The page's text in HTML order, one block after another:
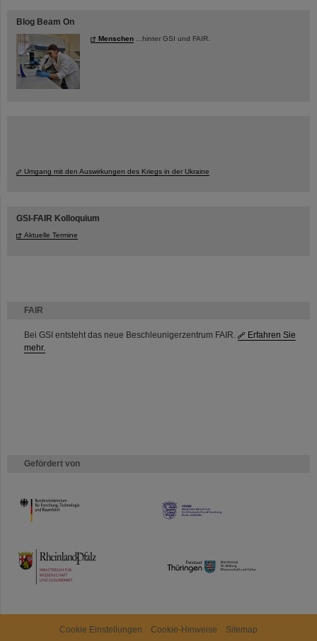
FAIR
Bei GSI entsteht das neue Beschleunigerzentrum FAIR.
Erfahren Sie
mehr.
Gefördert von
HMWK
TMWWDG
Blog Beam On
Menschen ...hinter GSI und FAIR.
Umgang mit den Auswirkungen des Kriegs in der Ukraine
GSI-FAIR Kolloquium
Aktuelle Termine
Cookie Einstellungen Cookie-Hinweise Sitemap